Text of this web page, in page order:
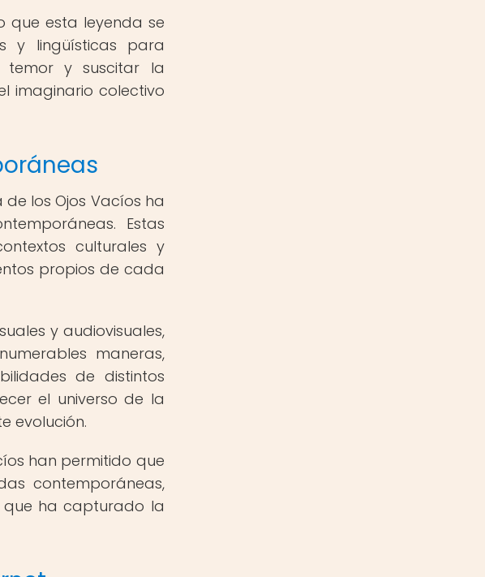
que esta leyenda se
y lingüísticas para
temor y suscitar la
imaginario colectivo
los Ojos Vacíos ha
Estas
culturales y
propios de cada
y audiovisuales,
maneras,
de distintos
el universo de la
evolución.
han permitido que
contemporáneas,
que ha capturado la